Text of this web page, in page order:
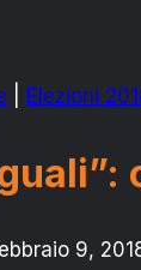
Elezioni
9,